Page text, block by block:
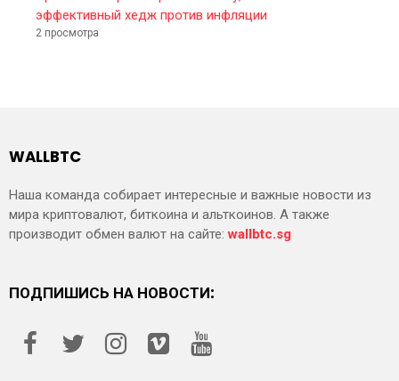
эффективный хедж против инфляции
2 просмотра
WALLBTC
Наша команда собирает интересные и важные новости из
мира криптовалют, биткоина и альткоинов. А также
производит обмен валют на сайте:wallbtc.sg
ПОДПИШИСЬ НА НОВОСТИ: